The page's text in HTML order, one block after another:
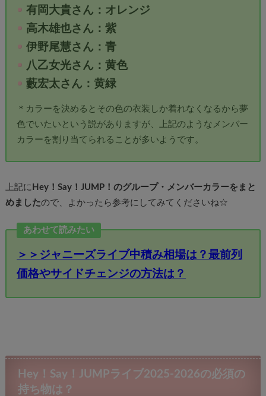
有岡大貴さん：オレンジ
高木雄也さん：紫
伊野尾慧さん：青
八乙女光さん：黄色
藪宏太さん：黄緑
＊カラーを決めるとその色の衣装しか着れなくなるから夢
色でいたいという説がありますが、上記のようなメンバー
カラーを割り当てられることが多いようです。
上記に Hey！Say！JUMP！のグループ・メンバーカラーをまと
めましたので、よかったら参考にしてみてくださいね☆
あわせて読みたい
＞＞ジャニーズライブ中積み相場は？最前列
価格やサイドチェンジの方法は？
Hey！Say！JUMPライブ2025-2026の必須の
持ち物は？